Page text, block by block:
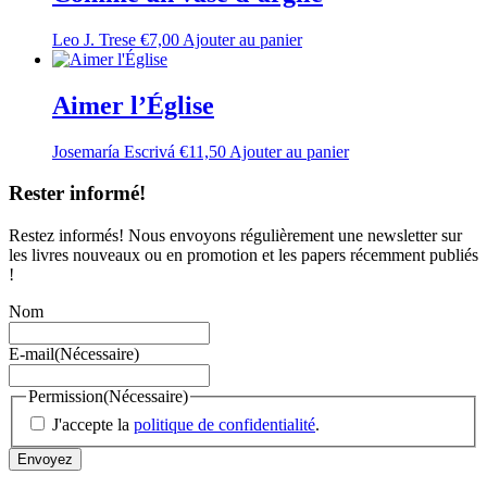
Leo J. Trese €7,00 Ajouter au panier
Aimer l’Église
Josemaría Escrivá €11,50 Ajouter au panier
Rester informé!
Restez informés! Nous envoyons régulièrement une newsletter sur
les livres nouveaux ou en promotion et les papers récemment publiés
!
Nom
E-mail(Nécessaire)
Permission(Nécessaire)
J'accepte la politique de confidentialité.
Envoyez